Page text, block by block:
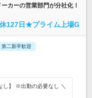
カーの営業部門が分社化！
127日★プライム上場G
第二新卒歓迎
し】 ※出勤の必要なし ＼